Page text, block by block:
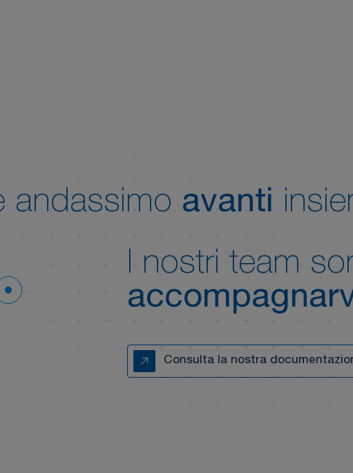
andassimo avanti
I nostri team
Consulta la nostra